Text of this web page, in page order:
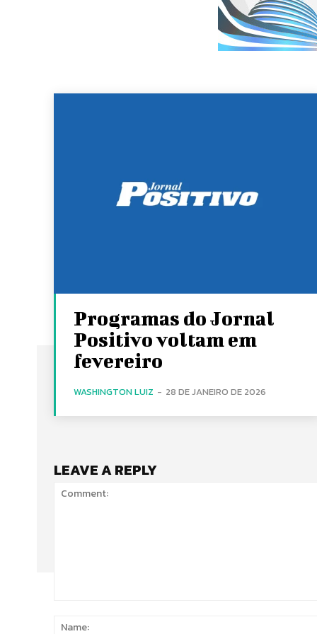
Programas do Jornal
Positivo voltam em
fevereiro
WASHINGTON LUIZ - 28 DE JANEIRO DE 2026
LEAVE A REPLY